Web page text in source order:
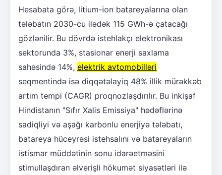
Hesabata görə, litium-ion batareyalarına olan
tələbatın 2030-cu ilədək 115 GWh-ə çatacağı
gözlənilir. Bu dövrdə istehlakçı elektronikası
sektorunda 3%, stasionar enerji saxlama
sahəsində 14%, elektrik avtomobilləri
seqmentində isə diqqətəlayiq 48% illik mürəkkəb
artım tempi (CAGR) proqnozlaşdırılır. Bu inkişaf
Hindistanın "Sıfır Xalis Emissiya" hədəflərinə
sadiqliyi və aşağı karbonlu enerjiyə tələbatı,
batareya hüceyrəsi istehsalını və batareyaların
istismar müddətinin sonu idarəetməsini
stimullaşdıran əlverişli hökumət siyasətləri ilə